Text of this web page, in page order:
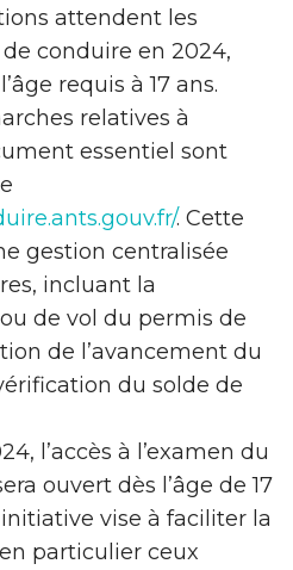
attendent les
conduire en 2024,
requis à 17 ans.
relatives à
essentiel sont
. Cette
gestion centralisée
incluant la
de vol du permis de
de l’avancement du
du solde de
l’accès à l’examen du
ouvert dès l’âge de 17
vise à faciliter la
particulier ceux